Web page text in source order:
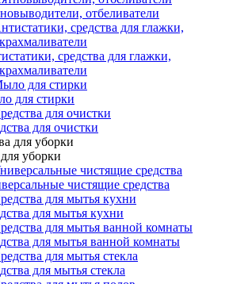
отбеливатели
средства для глажки,
для стирки
для очистки
уборки
чистящие средства
для мытья кухни
для мытья ванной комнаты
для мытья стекла